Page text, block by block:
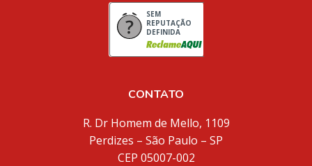
SEM
REPUTAÇÃO
DEFINIDA
CONTATO
R. Dr Homem de Mello, 1109
Perdizes – São Paulo – SP
CEP 05007-002